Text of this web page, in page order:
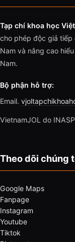
Tạp chí khoa học
cho phép độc giả
Nam và nâng cao
Nam.
Bộ phận hỗ trợ:
Email.
VietnamJOL do
Theo dõi chúng
Google Maps
Fanpage
Instagram
Youtube
Tiktok